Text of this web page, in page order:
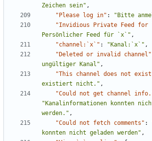
Zeichen sein" ,
"Please log in" : "Bitte
"Invidious Private Feed for
Persönlicher Feed für `x`" ,
"channel:`x`" : "Kanal:`x`" ,
"Deleted or invalid channel"
ungültiger Kanal" ,
"This channel does not
existiert nicht." ,
"Could not get channel
"Kanalinformationen konnten
werden." ,
"Could not fetch comments" :
konnten nicht geladen werden" ,